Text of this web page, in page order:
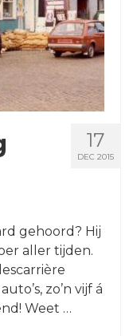
17
DEC 2015
gehoord? Hij
aller tijden.
zo’n vijf á
Weet …